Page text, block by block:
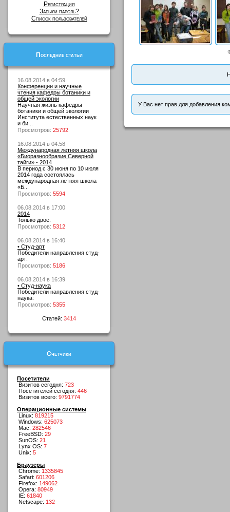
Регистрация
Забыли пароль?
Список пользователей
Последние статьи
16.08.2014 в 04:59
Конференции и научные
чтения кафедры ботаники и
общей экологии
Научная жизнь кафедры
ботаники и общей экологии
Института естественных наук
и би...
Просмотров: 25792
16.08.2014 в 04:58
Международная летняя школа
«Биоразнообразие Северной
тайги» - 2014
В период с 30 июня по 10 июля
2014 года состоялась
международная летняя школа
«Б...
Просмотров: 5594
06.08.2014 в 17:00
2014
Только двое.
Просмотров: 5312
06.08.2014 в 16:40
• Студ-арт
Победители направления студ-
арт:
Просмотров: 5186
06.08.2014 в 16:39
• Студ-наука
Победители направления студ-
наука:
Просмотров: 5355
Статей: 3414
Счетчики
Посетители
Визитов сегодня: 723
Посетителей сегодня: 446
Визитов всего: 9791774
Операционные системы
Linux: 819215
Windows: 625073
Mac: 282546
FreeBSD: 29
SunOS: 21
Lynx OS: 7
Unix: 5
Браузеры
Chrome: 1335845
Safari: 601206
Firefox: 149062
Opera: 80949
IE: 61840
Netscape: 132
У Вас нет прав для добавления